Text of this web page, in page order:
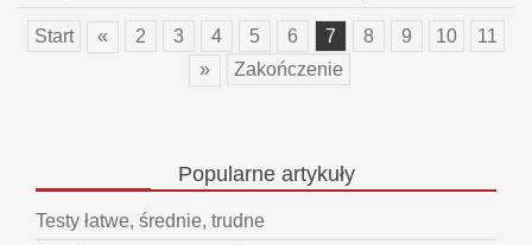
Start « 2 3 4 5 6 7 8 9 10
11
»
Zakończenie
Popularneartykuły
Testy łatwe, średnie, trudne